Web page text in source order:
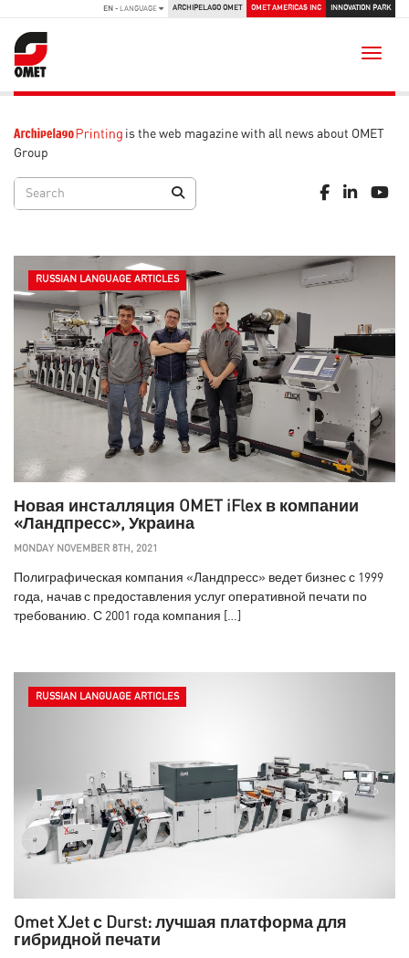
EN - LANGUAGE ARCHIPELAGO OMET OMET AMERICAS INC INNOVATION PARK
is the web magazine with all news about OMET
Group
RUSSIAN LANGUAGE ARTICLES
Новая инсталляция OMET iFlex в компании
«Ландпресс», Украина
MONDAY NOVEMBER 8TH, 2021
Полиграфическая компания «Ландпресс» ведет бизнес с 1999
года, начав с предоставления услуг оперативной печати по
требованию. С 2001 года компания […]
RUSSIAN LANGUAGE ARTICLES
Omet XJet с Durst: лучшая платформа для
гибридной печати